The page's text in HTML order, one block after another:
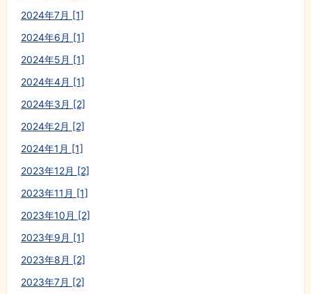
2024年7月 [1]
2024年6月 [1]
2024年5月 [1]
2024年4月 [1]
2024年3月 [2]
2024年2月 [2]
2024年1月 [1]
2023年12月 [2]
2023年11月 [1]
2023年10月 [2]
2023年9月 [1]
2023年8月 [2]
2023年7月 [2]